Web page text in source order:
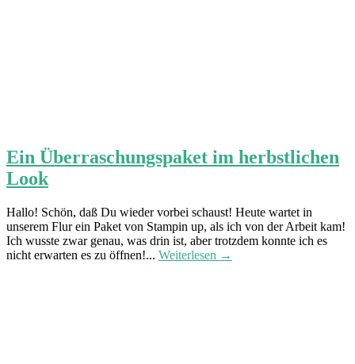
Ein Überraschungspaket im herbstlichen
Look
Hallo! Schön, daß Du wieder vorbei schaust! Heute wartet in
unserem Flur ein Paket von Stampin up, als ich von der Arbeit kam!
Ich wusste zwar genau, was drin ist, aber trotzdem konnte ich es
nicht erwarten es zu öffnen!... Weiterlesen →